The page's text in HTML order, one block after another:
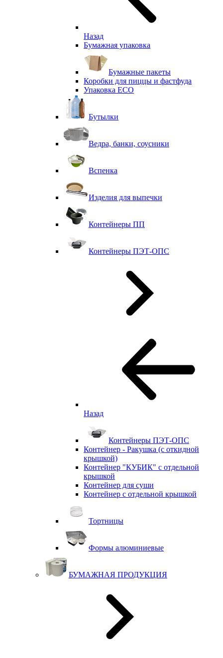
Назад
Бумажная упаковка
Бумажные пакеты
Коробки для пиццы и фастфуда
Упаковка ECO
Бутылки
Ведра, банки, соусники
Вспенка
Изделия для выпечки
Контейнеры ПП
Контейнеры ПЭТ-ОПС
Назад
Контейнеры ПЭТ-ОПС
Контейнер - Ракушка (с откидной
крышкой)
Контейнер "КУБИК" с отдельной
крышкой
Контейнер для суши
Контейнер с отдельной крышкой
Тортницы
Формы алюминиевые
БУМАЖНАЯ ПРОДУКЦИЯ